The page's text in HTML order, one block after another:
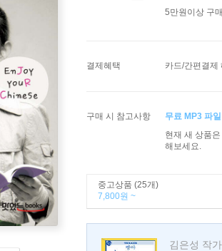
5만원이상 구
결제혜택 카드/간편결제
구매 시 참고사항
무료 MP3 파
현재 새 상품
해보세요.
중고상품 (25개)
7,800원 ~
김은성 작가